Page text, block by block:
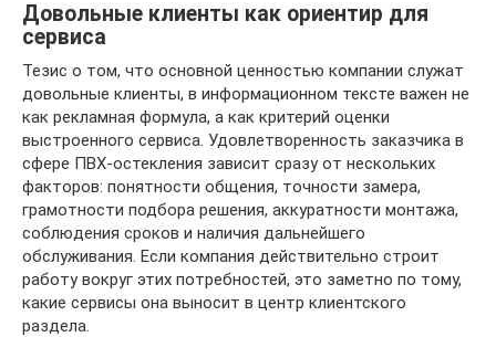
Довольные клиенты как ориентир для
сервиса
Тезис о том, что основной ценностью компании служат
довольные клиенты, в информационном тексте важен не
как рекламная формула, а как критерий оценки
выстроенного сервиса. Удовлетворенность заказчика в
сфере ПВХ-остекления зависит сразу от нескольких
факторов: понятности общения, точности замера,
грамотности подбора решения, аккуратности монтажа,
соблюдения сроков и наличия дальнейшего
обслуживания. Если компания действительно строит
работу вокруг этих потребностей, это заметно по тому,
какие сервисы она выносит в центр клиентского
раздела.